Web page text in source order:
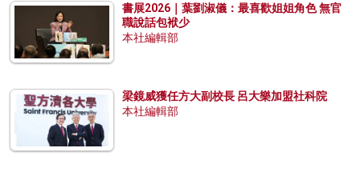
書展2026｜葉劉淑儀：最喜歡姐姐角色 無官
職說話包袱少
本社編輯部
梁鏡威獲任方大副校長 呂大樂加盟社科院
本社編輯部